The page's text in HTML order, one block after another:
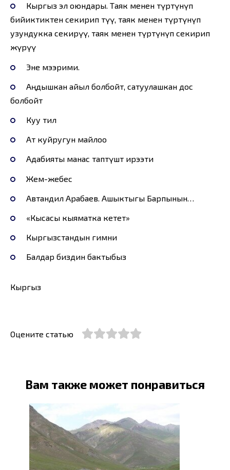
Кыргыз эл оюндары. Таяк менен түртүнүп
бийиктиктен секирип өтүү, таяк менен түртүнүп
узундукка секирүү, таяк менен түртүнүп секирип
жүрүү
Эне мээрими.
Аңдышкан айыл болбойт, сатуулашкан дос
болбойт
Куу тил
Ат куйругун майлоо
Адабияты манас таптүштөө ирээти
Жем-жебес
Автандил Арабаев. Ашыктыгы Барпынын…
«Кысасы кыяматка кетет»
Кыргызстандын гимни
Балдар биздин бактыбыз
Кыргыз
Оцените статью
Вам также может понравиться